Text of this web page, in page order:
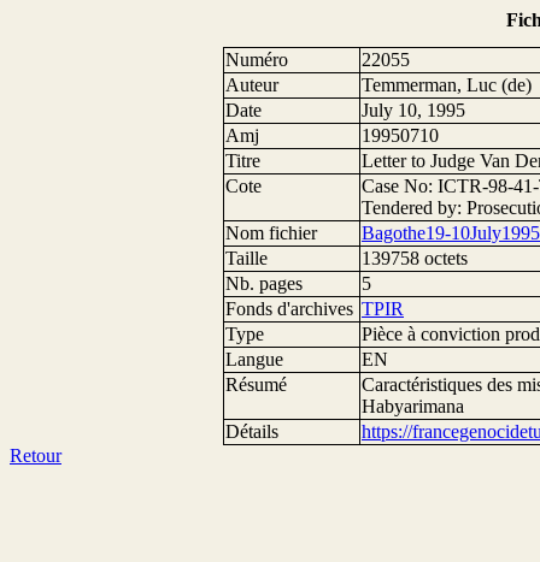
Numéro
22055
Auteur
Temmerman, Luc (de)
Date
July 10, 1995
Amj
19950710
Titre
Letter to Judge Van
Cote
Case No: ICTR-98-
Tendered by:
Nom fichier
Bagothe19-
Taille
139758 octets
Nb. pages
5
Fonds d'archives TPIR
Type
Pièce à conviction
Langue
EN
Résumé
Caractéristiques des
Habyarimana
Détails
https://
Retour